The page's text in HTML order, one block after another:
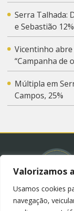
Valorizamos
Usamos cookies
navegação,
Serra Talhada:
e Sebastião
Vicentinho
“Campanha de
Múltipla em
Campos, 25%
© 2023 – Blog